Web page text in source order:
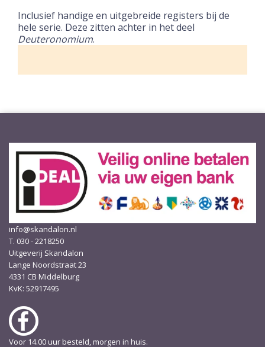
Inclusief handige en uitgebreide registers bij de
hele serie. Deze zitten achter in het deel
Deuteronomium.
info@skandalon.nl
T. 030 - 2218250
Uitgeverij Skandalon
Lange Noordstraat 23
4331 CB Middelburg
KvK: 52917495
Voor 14.00 uur besteld, morgen in huis.